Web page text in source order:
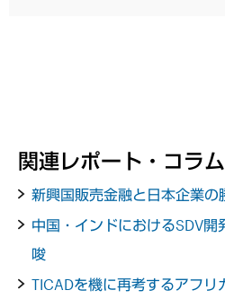
関連レポート・コラム
新興国販売金融と日本企業の
中国・インドにおけるSDV
唆
TICADを機に再考するアフリ